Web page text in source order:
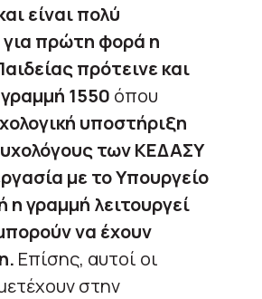
είναι πολύ
για πρώτη φορά η
πρότεινε και
1550 όπου
υποστήριξη
των ΚΕΔΑΣΥ
με το Υπουργείο
η γραμμή λειτουργεί
να έχουν
Επίσης, αυτοί οι
στην